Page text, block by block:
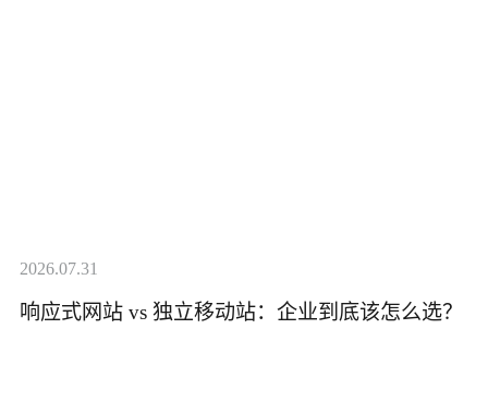
2026.07.31
响应式网站 vs 独立移动站：企业到底该怎么选？